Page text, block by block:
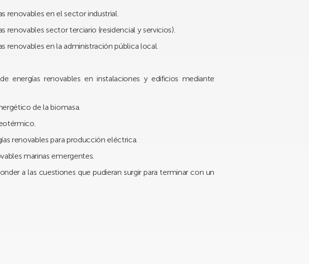
renovables en el sector industrial.
renovables sector terciario (residencial y servicios).
renovables en la administración pública local.
energías renovables en instalaciones y edificios mediante
de la biomasa.
renovables para producción eléctrica.
marinas emergentes.
a las cuestiones que pudieran surgir para terminar con un